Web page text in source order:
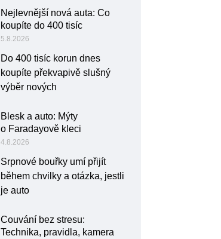
Nejlevnější nová auta: Co
koupíte do 400 tisíc
5.8.2026
Do 400 tisíc korun dnes
koupíte překvapivě slušný
výběr nových
Blesk a auto: Mýty
o Faradayově kleci
4.8.2026
Srpnové bouřky umí přijít
během chvilky a otázka, jestli
je auto
Couvání bez stresu:
Technika, pravidla, kamera